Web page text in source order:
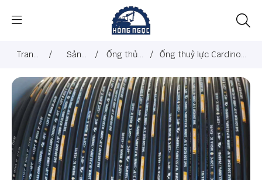
Trang
chủ
/ Sản
phẩm
/ Ống thủy
lực
/ Ống thuỷ lực Cardino -
Italy